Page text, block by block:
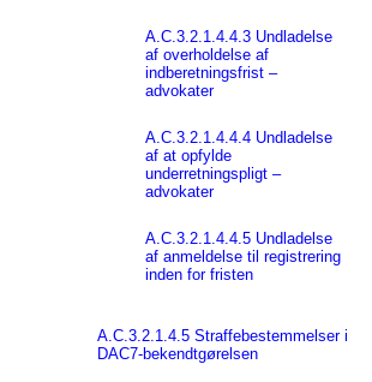
A.C.3.2.1.4.4.3 Undladelse
af overholdelse af
indberetningsfrist –
advokater
A.C.3.2.1.4.4.4 Undladelse
af at opfylde
underretningspligt –
advokater
A.C.3.2.1.4.4.5 Undladelse
af anmeldelse til registrering
inden for fristen
A.C.3.2.1.4.5 Straffebestemmelser i
DAC7-bekendtgørelsen